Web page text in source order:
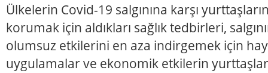
Ülkelerin Covid-19 salgınına karşı
korumak için aldıkları sağlık tedbirleri,
olumsuz etkilerini en aza indirgemek için
uygulamalar ve ekonomik etkilerin